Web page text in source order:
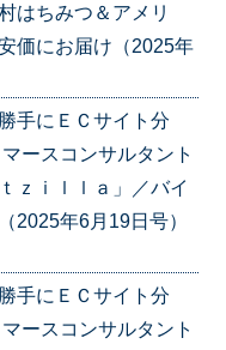
ちみつ＆アメリ
価にお届け（2025年
手にＥＣサイト分
ースコンサルタント
ｉｌｌａ」／バイ
2025年6月19日号）
手にＥＣサイト分
ースコンサルタント